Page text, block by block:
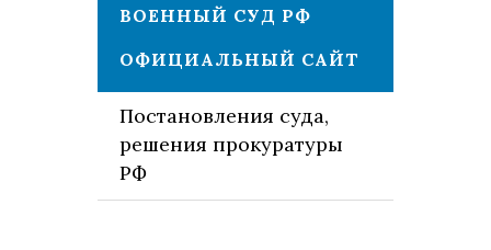
ВОЕННЫЙ СУД РФ
ОФИЦИАЛЬНЫЙ САЙТ
Постановления суда,
решения прокуратуры
РФ